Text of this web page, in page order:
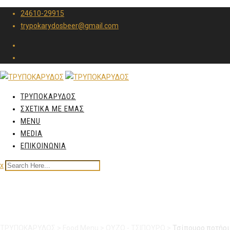
24610-29915
trypokarydosbeer@gmail.com
ΤΡΥΠΟΚΑΡΥΔΟΣ
ΣΧΕΤΙΚΑ ΜΕ ΕΜΑΣ
MENU
MEDIA
ΕΠΙΚΟΙΝΩΝΙΑ
x
Τσίπουρο